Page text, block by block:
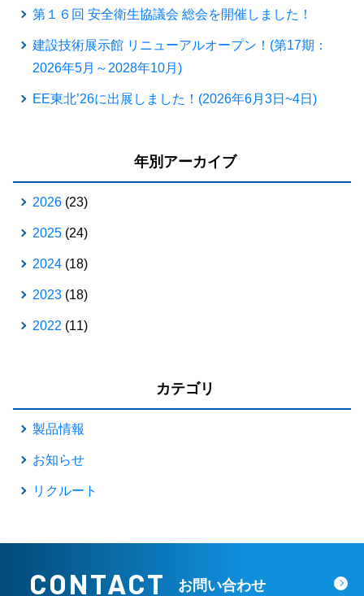
第１６回 安全衛生協議会 総会を開催しました！
建設技術展示館 リニューアルオープン！(第17期：
2026年5月～2028年10月)
EE東北’26に出展しました！(2026年6月3日~4日)
年別アーカイブ
2026 (23)
2025 (24)
2024 (18)
2023 (18)
2022 (11)
カテゴリ
製品情報
お知らせ
リクルート
CONTACT お問い合わせ